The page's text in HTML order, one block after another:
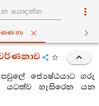
වර්ණනාව
ජ්‍යෙෂ්ඨයාට ගරු
යටත්ව හැසිරෙන යන